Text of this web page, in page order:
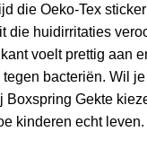
die Oeko-Tex
die huidirritaties
voelt prettig aan
bacteriën. Wil
Boxspring Gekte
kinderen echt leven.